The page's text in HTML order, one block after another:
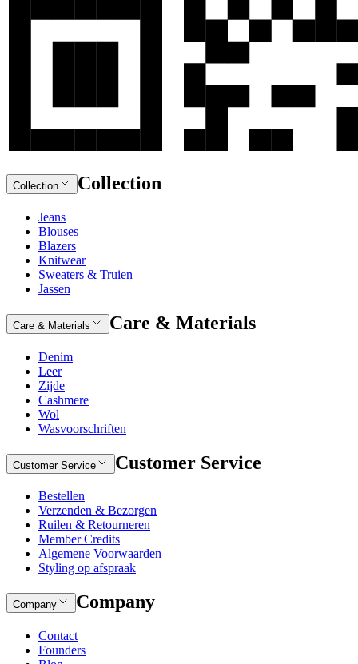
Collection Collection
Jeans
Blouses
Blazers
Knitwear
Sweaters & Truien
Jassen
Care & Materials Care & Materials
Denim
Leer
Zijde
Cashmere
Wol
Wasvoorschriften
Customer Service Customer Service
Bestellen
Verzenden & Bezorgen
Ruilen & Retourneren
Member Credits
Algemene Voorwaarden
Styling op afspraak
Company Company
Contact
Founders